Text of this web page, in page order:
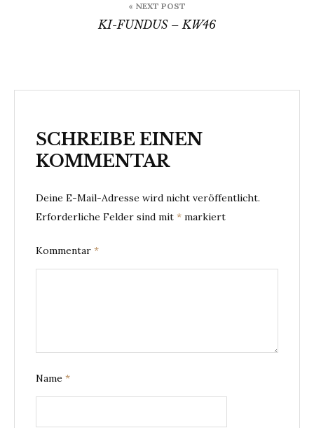
« NEXT POST
KI-FUNDUS – KW46
SCHREIBE EINEN
KOMMENTAR
Deine E-Mail-Adresse wird nicht veröffentlicht.
Erforderliche Felder sind mit * markiert
Kommentar *
Name *